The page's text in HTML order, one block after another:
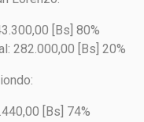
[Bs] 80%
282.000,00 [Bs] 20%
[Bs] 74%